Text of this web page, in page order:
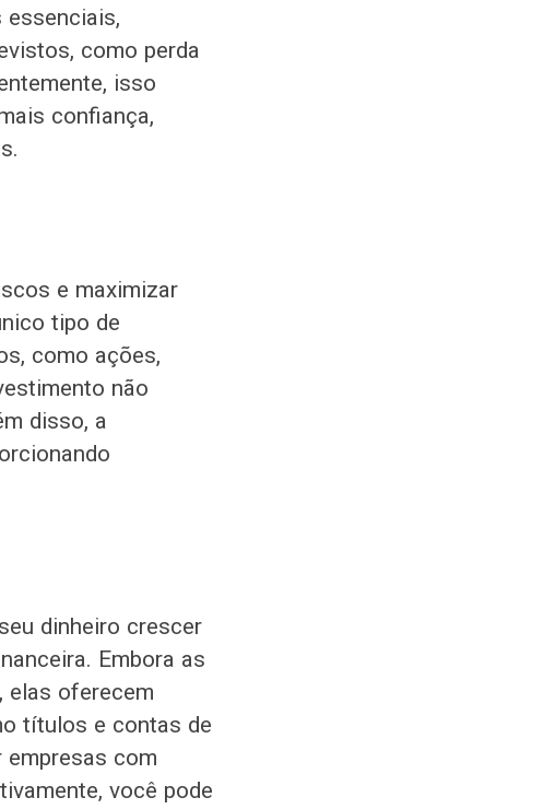
essenciais,
como perda
isso
confiança,
e maximizar
tipo de
como ações,
não
disso, a
dinheiro crescer
Embora as
elas oferecem
títulos e contas de
empresas com
você pode